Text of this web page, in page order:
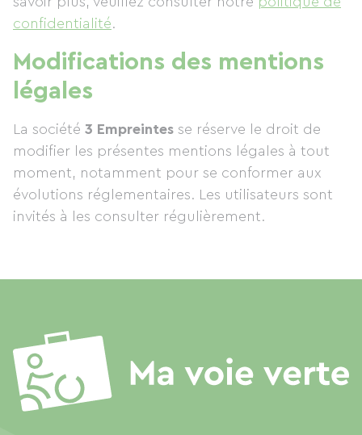
confidentialité.
Modifications des mentions
légales
La société 3 Empreintes se réserve le droit de
modifier les présentes mentions légales à tout
moment, notamment pour se conformer aux
évolutions réglementaires. Les utilisateurs sont
invités à les consulter régulièrement.